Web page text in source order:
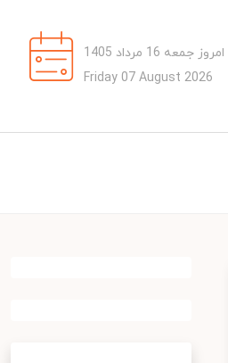
امروز جمعه 16 مرداد 1405
Friday 07 August 2026